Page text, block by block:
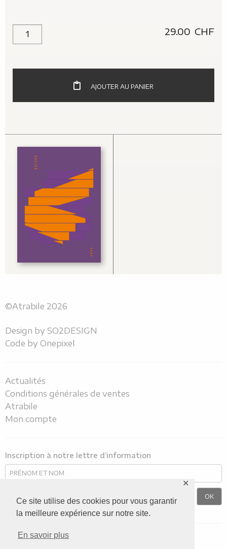
Ce site utilise des cookies pour vous garantir
la meilleure expérience sur notre site.
En savoir plus
✕
quantité de Une Enfance de paille 29.00 CHF
AJOUTER AU PANIER
©Atrabile 2026
Design by SO2DESIGN
Code by Onepixel
Actualités
Conditions générales de ventes
Atrabile
Mon compte
Inscription à notre lettre d’information
Nous suivre sur